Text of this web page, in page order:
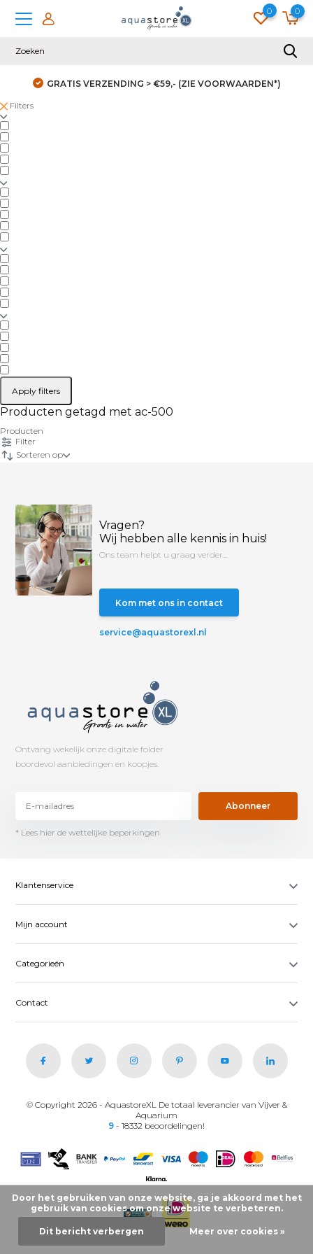
0 0
GRATIS VERZENDING > €59,- (ZIE VOORWAARDEN*)
Filters
Apply filters
Producten getagd met ac-500
Producten
Filter
Sorteren op
Vragen?
Wij hebben alle kennis in huis!
Ons team helpt u graag verder...
Kom met ons in contact
service@aquastorexl.nl
Ontvang wekelijk onze digitale folder
boordevol aanbiedingen en koopjes.
Abonneer
* Lees hier de wettelijke beperkingen
Klantenservice
Mijn account
Categorieën
Contact
© Copyright 2026 - AquastoreXL De totaal leverancier van Vijver &
Aquarium
9 - 18332 beoordelingen!
Door het gebruiken van onze website, ga je akkoord met het
gebruik van cookies om onze website te verbeteren.
Dit bericht verbergen Meer over cookies »